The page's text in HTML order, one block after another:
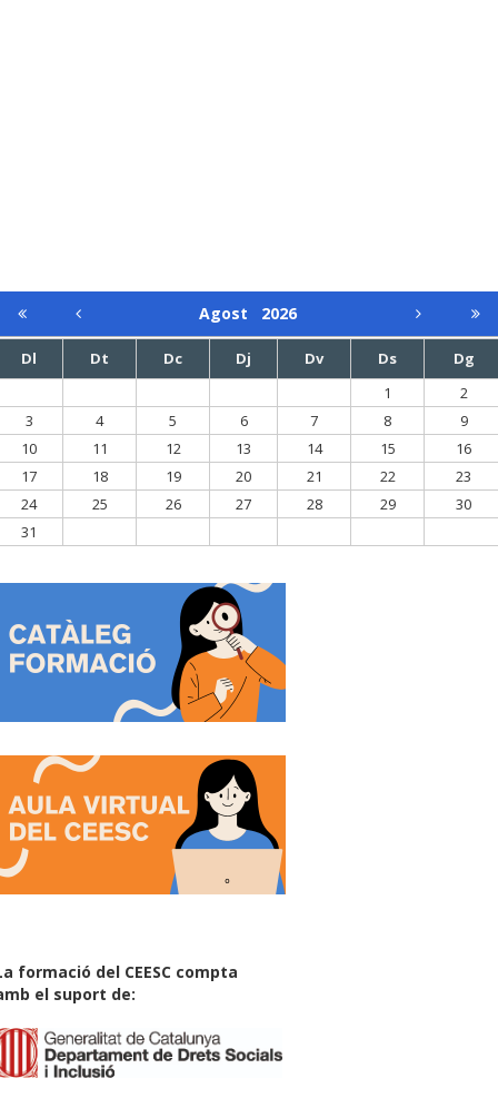
Agost 2026
Dl Dt Dc Dj Dv Ds
Dg
1
2
3
4 5 6 7 8
9
10
11 12 13 14 15
16
17
18 19 20 21 22
23
24
25 26 27 28 29
30
31
formació del CEESC compta
el suport de: